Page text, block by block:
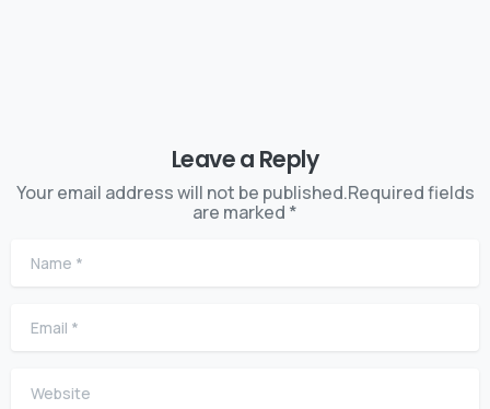
Leave a Reply
Your email address will not be published.Required fields
are marked *